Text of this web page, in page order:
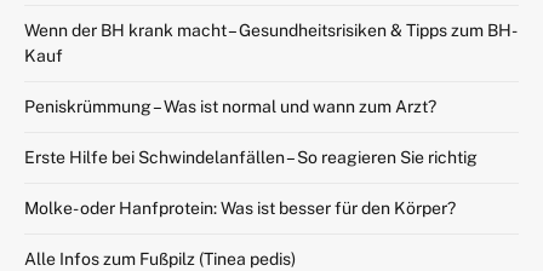
Wenn der BH krank macht – Gesundheitsrisiken & Tipps zum BH-
Kauf
Peniskrümmung – Was ist normal und wann zum Arzt?
Erste Hilfe bei Schwindelanfällen – So reagieren Sie richtig
Molke- oder Hanfprotein: Was ist besser für den Körper?
Alle Infos zum Fußpilz (Tinea pedis)